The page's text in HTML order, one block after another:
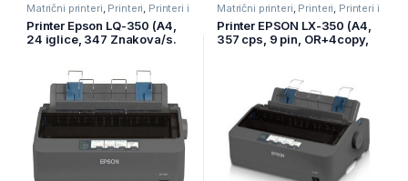
Matrični printeri, Printeri, Printeri i
Printer Epson LQ-350 (A4,
24 iglice, 347 Znakova/s.
Matrični printeri, Printeri, Printeri i
Printer EPSON LX-350 (A4,
357 cps, 9 pin, OR+4copy,